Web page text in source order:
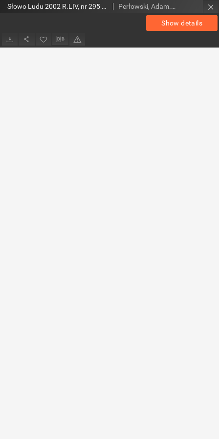
Show details
Słowo Ludu 2002 R.LIV, nr 295 (magazyn) Perłowski, Adam. Red.